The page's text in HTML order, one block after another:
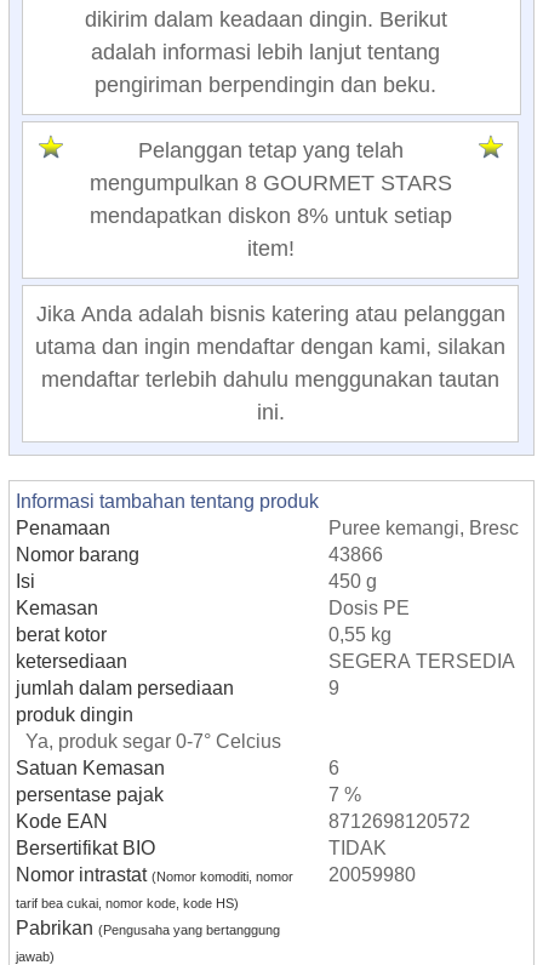
dikirim dalam keadaan dingin. Berikut
adalah informasi lebih lanjut tentang
pengiriman berpendingin dan beku.
Pelanggan tetap yang telah
mengumpulkan 8 GOURMET STARS
mendapatkan diskon 8% untuk setiap
item!
Jika Anda adalah bisnis katering atau pelanggan
utama dan ingin mendaftar dengan kami, silakan
mendaftar terlebih dahulu menggunakan tautan
ini.
Informasi tambahan tentang produk
Penamaan
Puree kemangi, Bresc
Nomor barang
43866
Isi
450 g
Kemasan
Dosis PE
berat kotor
0,55 kg
ketersediaan
SEGERA TERSEDIA
jumlah dalam persediaan
9
produk dingin
Ya, produk segar 0-7° Celcius
Satuan Kemasan
6
persentase pajak
7 %
Kode EAN
8712698120572
Bersertifikat BIO
TIDAK
Nomor intrastat (Nomor komoditi, nomor
tarif bea cukai, nomor kode, kode HS)
20059980
Pabrikan (Pengusaha yang bertanggung
jawab)